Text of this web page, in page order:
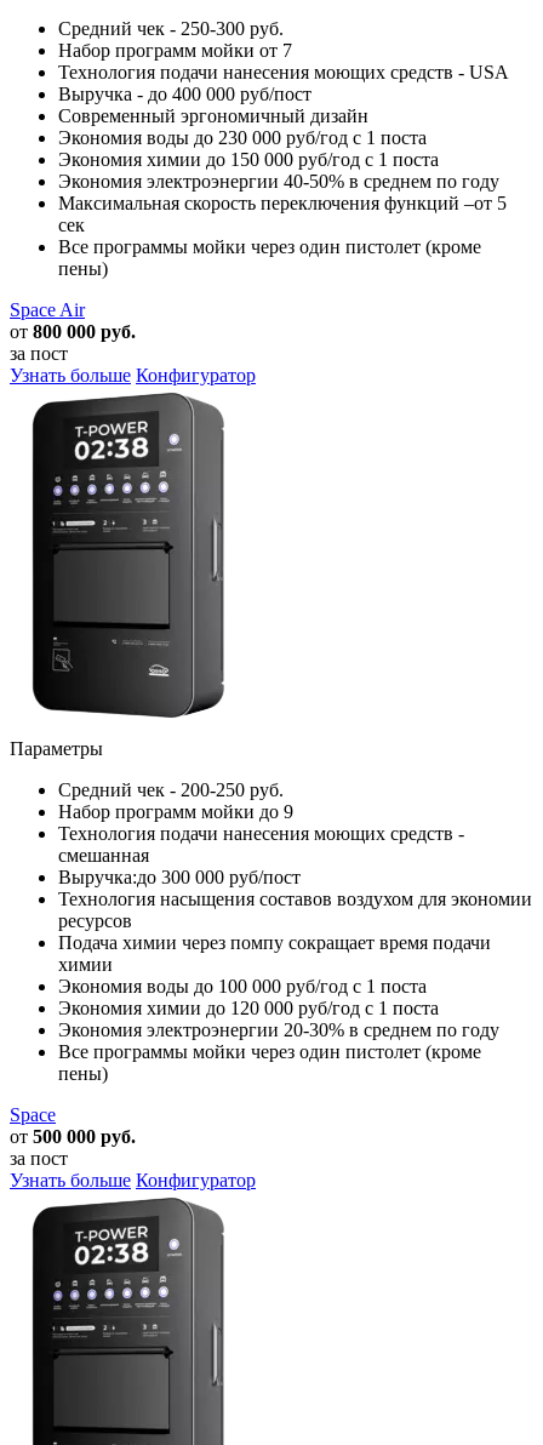
Средний чек - 250-300 руб.
Набор программ мойки от 7
Технология подачи нанесения моющих средств - USA
Выручка - до 400 000 руб/пост
Современный эргономичный дизайн
Экономия воды до 230 000 руб/год с 1 поста
Экономия химии до 150 000 руб/год с 1 поста
Экономия электроэнергии 40-50% в среднем по году
Максимальная скорость переключения функций –от 5
сек
Все программы мойки через один пистолет (кроме
пены)
Space Air
от 800 000 руб.
за пост
Узнать больше Конфигуратор
Параметры
Средний чек - 200-250 руб.
Набор программ мойки до 9
Технология подачи нанесения моющих средств -
смешанная
Выручка:до 300 000 руб/пост
Технология насыщения составов воздухом для экономии
ресурсов
Подача химии через помпу сокращает время подачи
химии
Экономия воды до 100 000 руб/год с 1 поста
Экономия химии до 120 000 руб/год с 1 поста
Экономия электроэнергии 20-30% в среднем по году
Все программы мойки через один пистолет (кроме
пены)
Space
от 500 000 руб.
за пост
Узнать больше Конфигуратор